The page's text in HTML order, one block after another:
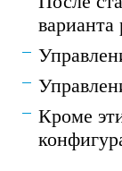
Кроме